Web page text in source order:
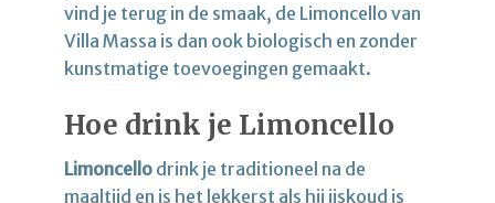
vind je terug in de smaak, de Limoncello van
Villa Massa is dan ook biologisch en zonder
kunstmatige toevoegingen gemaakt.
Hoe drink je Limoncello
Limoncello drink je traditioneel na de
maaltijd en is het lekkerst als hij ijskoud is